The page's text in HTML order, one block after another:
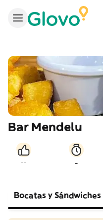
Bar Mendelu
-- -
Bocatas y Sándwiches